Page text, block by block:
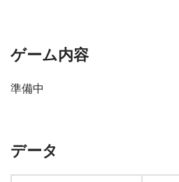
ゲーム内容
準備中
データ